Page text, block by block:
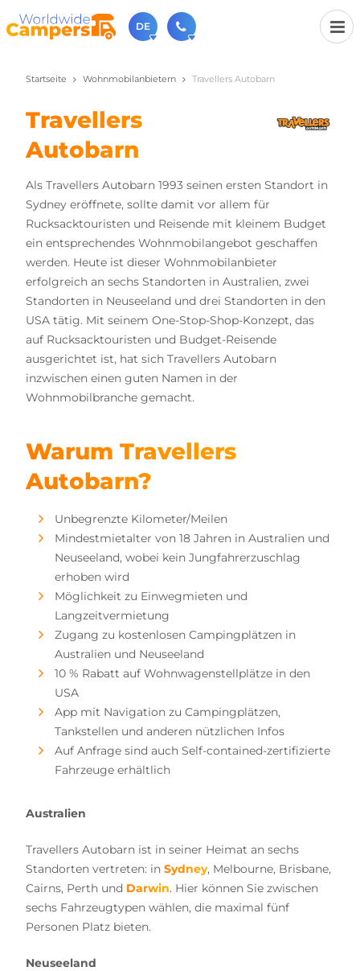
DE
+31 030-6974964
sales@worldwidecampers.com
Startseite Wohnmobilanbietern Travellers Autobarn
Travellers
Autobarn
Als Travellers Autobarn 1993 seinen ersten Standort in
Sydney eröffnete, sollte damit vor allem für
Rucksacktouristen und Reisende mit kleinem Budget
ein entsprechendes Wohnmobilangebot geschaffen
werden. Heute ist dieser Wohnmobilanbieter
erfolgreich an sechs Standorten in Australien, zwei
Standorten in Neuseeland und drei Standorten in den
USA tätig. Mit seinem One-Stop-Shop-Konzept, das
auf Rucksacktouristen und Budget-Reisende
ausgerichtet ist, hat sich Travellers Autobarn
inzwischen einen guten Namen in der
Wohnmobilbranche gemacht.
Warum Travellers
Autobarn?
Unbegrenzte Kilometer/Meilen
Mindestmietalter von 18 Jahren in Australien und
Neuseeland, wobei kein Jungfahrerzuschlag
erhoben wird
Möglichkeit zu Einwegmieten und
Langzeitvermietung
Zugang zu kostenlosen Campingplätzen in
Australien und Neuseeland
10 % Rabatt auf Wohnwagenstellplätze in den
USA
App mit Navigation zu Campingplätzen,
Tankstellen und anderen nützlichen Infos
Auf Anfrage sind auch Self-contained-zertifizierte
Fahrzeuge erhältlich
Australien
Travellers Autobarn ist in seiner Heimat an sechs
Standorten vertreten: in Sydney, Melbourne, Brisbane,
Cairns, Perth und Darwin. Hier können Sie zwischen
sechs Fahrzeugtypen wählen, die maximal fünf
Personen Platz bieten.
Neuseeland